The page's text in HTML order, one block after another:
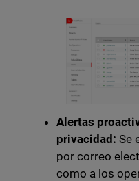
Alertas
privacidad: Se
por correo
como a los